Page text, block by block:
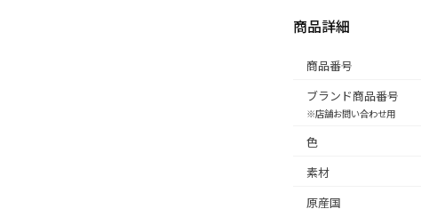
商品詳細
商品番号
ブランド商品番号
※店舗お問い合わせ用
色
素材
原産国